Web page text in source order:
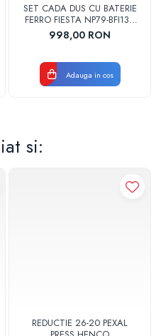
SET CADA DUS CU BATERIE
FERRO FIESTA NP79-BFI13U
CROM
998,00 RON
Adauga in cos
si:
REDUCTIE 26-20 PEXAL